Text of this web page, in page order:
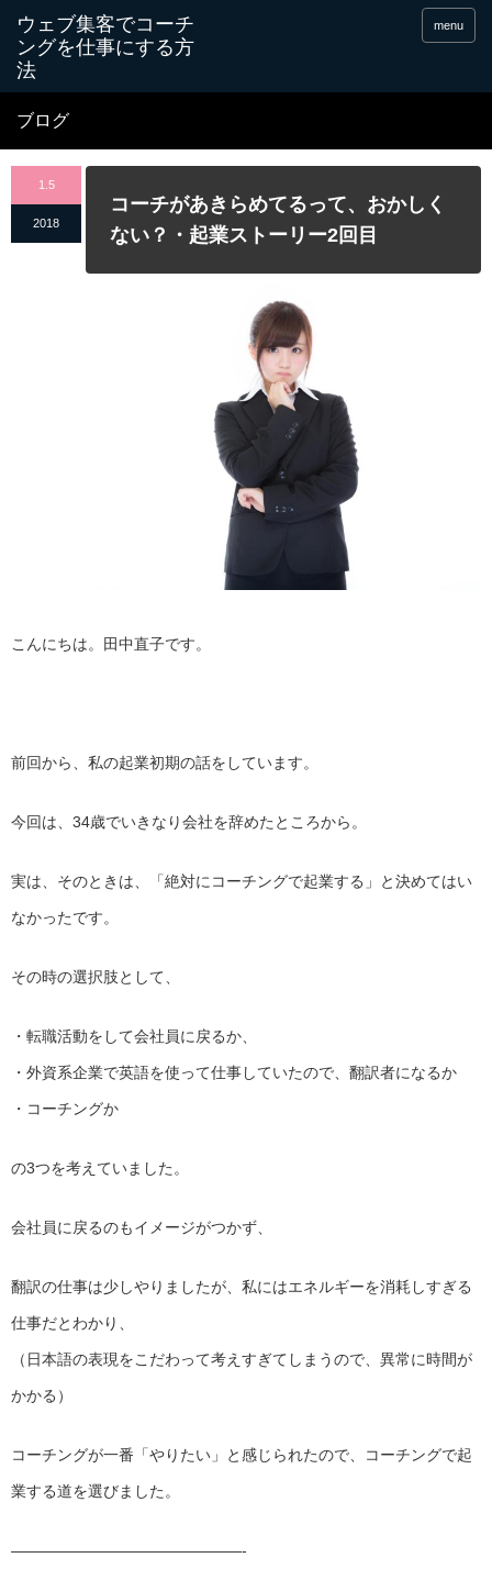
menu
ブログ
1.5
2018
コーチがあきらめてるって、おかしく
ない？・起業ストーリー2回目
こんにちは。田中直子です。
前回から、私の起業初期の話をしています。
今回は、34歳でいきなり会社を辞めたところから。
実は、そのときは、「絶対にコーチングで起業する」 と決めてはい
なかったです。
その時の選択肢として、
・転職活動をして会社員に戻るか、
・外資系企業で英語を使って仕事していたので、翻訳者になるか
・コーチングか
の3つを考えていました。
会社員に戻るのもイメージがつかず、
翻訳の仕事は少しやりましたが、 私にはエネルギーを消耗しすぎる
仕事だとわかり、
（日本語の表現をこだわって考えすぎてしまうので、 異常に時間が
かかる）
コーチングが一番「やりたい」と感じられたので、 コーチングで起
業する道を選びました。
———————————————-